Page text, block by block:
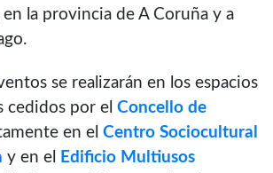
en la provincia de A Coruña y a
se realizarán en los espacios
cedidos por el Concello de
en el Centro Sociocultural
y en el
Edificio Multiusos